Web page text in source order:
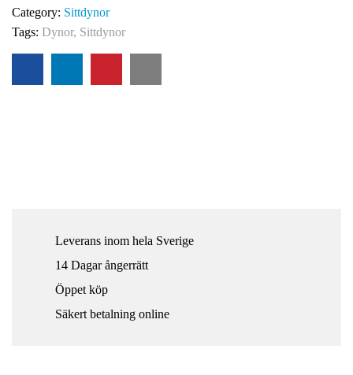
Category: Sittdynor
Tags: Dynor, Sittdynor
Leverans inom hela Sverige
14 Dagar ångerrätt
Öppet köp
Säkert betalning online